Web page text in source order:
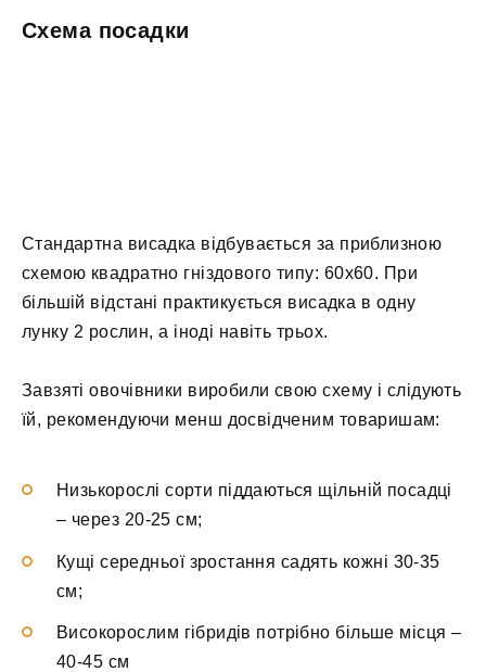
Схема посадки
Стандартна висадка відбувається за приблизною
схемою квадратно гніздового типу: 60х60. При
більшій відстані практикується висадка в одну
лунку 2 рослин, а іноді навіть трьох.
Завзяті овочівники виробили свою схему і слідують
їй, рекомендуючи менш досвідченим товаришам:
Низькорослі сорти піддаються щільній посадці
– через 20-25 см;
Кущі середньої зростання садять кожні 30-35
см;
Високорослим гібридів потрібно більше місця –
40-45 см